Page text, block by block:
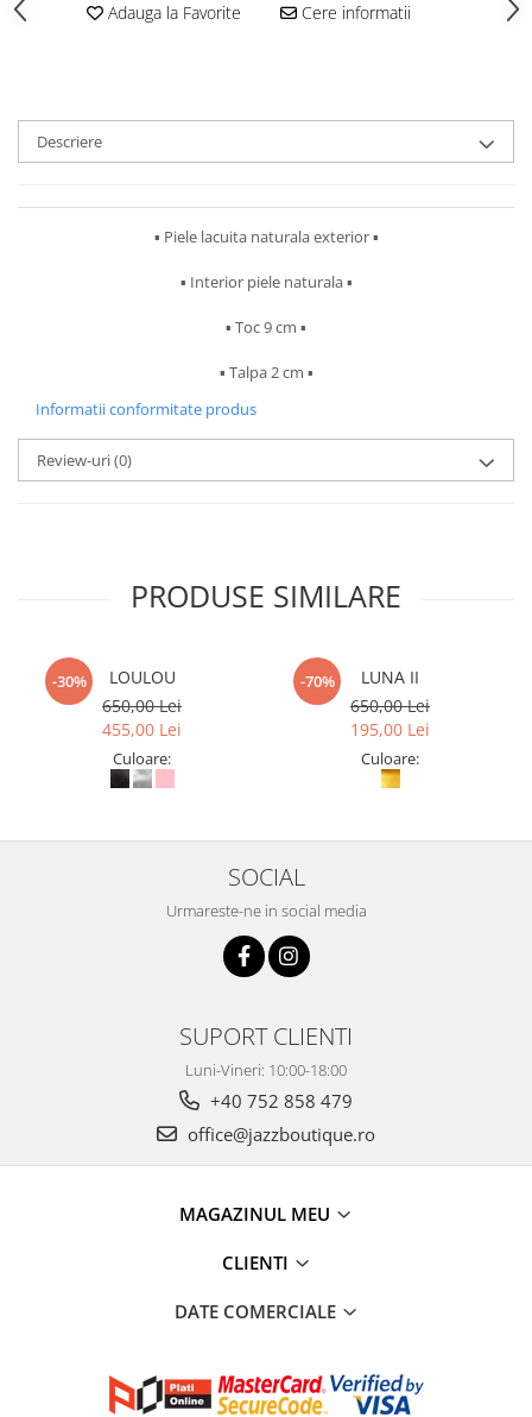
Adauga la Favorite Cere informatii
Descriere
▪︎ Piele lacuita naturala exterior ▪︎
▪︎ Interior piele naturala ▪︎
▪︎ Toc 9 cm ▪︎
▪︎ Talpa 2 cm ▪︎
Informatii conformitate produs
Review-uri(0)
PRODUSE SIMILARE
-30%
LOULOU
650,00 Lei
455,00 Lei
Culoare:
-70%
LUNA II
650,00 Lei
195,00 Lei
Culoare:
SOCIAL
Urmareste-ne in social media
SUPORT CLIENTI
Luni-Vineri: 10:00-18:00
+40 752 858 479
office@jazzboutique.ro
MAGAZINUL MEU
CLIENTI
DATE COMERCIALE